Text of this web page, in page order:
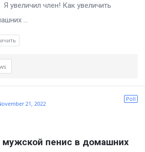
Как увеличить
...
Poll
21, 2022
мужской пенис в домашних